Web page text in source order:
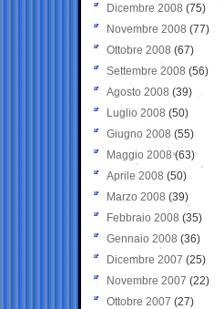
Dicembre 2008 (75)
Novembre 2008 (77)
Ottobre 2008 (67)
Settembre 2008 (56)
Agosto 2008 (39)
Luglio 2008 (50)
Giugno 2008 (55)
Maggio 2008(63)
Aprile 2008 (50)
Marzo 2008 (39)
Febbraio 2008 (35)
Gennaio 2008 (36)
Dicembre 2007 (25)
Novembre 2007 (22)
Ottobre 2007 (27)